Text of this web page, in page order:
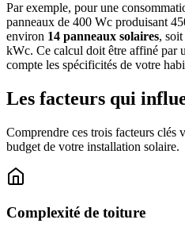
Par exemple, pour une
panneaux de 400 Wc produisant
environ 14 panneaux solaires,
kWc. Ce calcul doit être affiné par
compte les spécificités de votre
Les facteurs qui
Comprendre ces trois facteurs clés
budget de votre installation solaire.
Complexité de toiture